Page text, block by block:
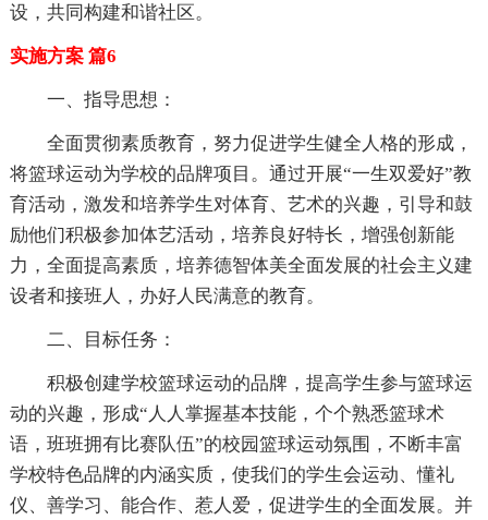
设，共同构建和谐社区。
实施方案 篇6
一、指导思想：
全面贯彻素质教育，努力促进学生健全人格的形成，
将篮球运动为学校的品牌项目。通过开展“一生双爱好”教
育活动，激发和培养学生对体育、艺术的兴趣，引导和鼓
励他们积极参加体艺活动，培养良好特长，增强创新能
力，全面提高素质，培养德智体美全面发展的社会主义建
设者和接班人，办好人民满意的教育。
二、目标任务：
积极创建学校篮球运动的品牌，提高学生参与篮球运
动的兴趣，形成“人人掌握基本技能，个个熟悉篮球术
语，班班拥有比赛队伍”的校园篮球运动氛围，不断丰富
学校特色品牌的内涵实质，使我们的学生会运动、懂礼
仪、善学习、能合作、惹人爱，促进学生的全面发展。并